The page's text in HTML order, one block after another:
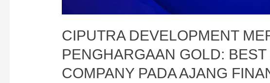
CIPUTRA DEVELOPMENT
PENGHARGAAN GOLD: BEST
COMPANY PADA AJANG